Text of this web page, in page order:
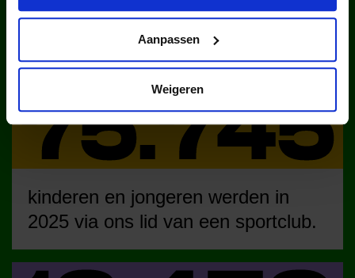
Aanpassen
Weigeren
kinderen en jongeren werden in
2025 via ons lid van een club.
kinderen en jongeren werden in
2025 via ons lid van een sportclub.